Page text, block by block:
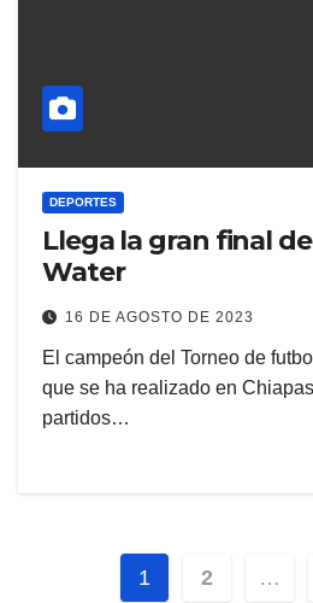
DEPORTES
Llega la gran final
Water
16 DE AGOSTO DE 2023
El campeón del Torneo de
que se ha realizado en
partidos…
Paginación
1 2 …